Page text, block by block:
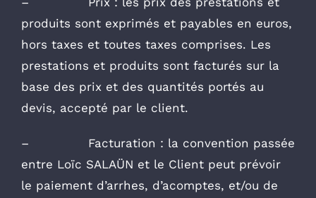
produits sont exprimés et payables en euros,
hors taxes et toutes taxes comprises. Les
prestations et produits sont facturés sur la
base des prix et des quantités portés au
devis, accepté par le client.
– Facturation : la convention passée
entre Loïc SALAÜN et le Client peut prévoir
le paiement d’arrhes, d’acomptes, et/ou de